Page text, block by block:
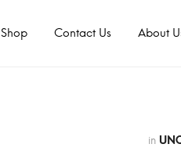
Shop Contact Us About
in